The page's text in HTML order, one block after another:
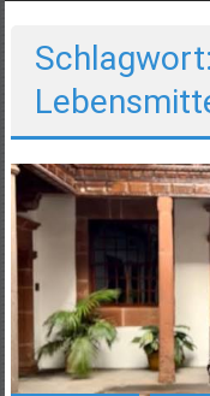
Kanarischen
Inseln
Schlagwort: